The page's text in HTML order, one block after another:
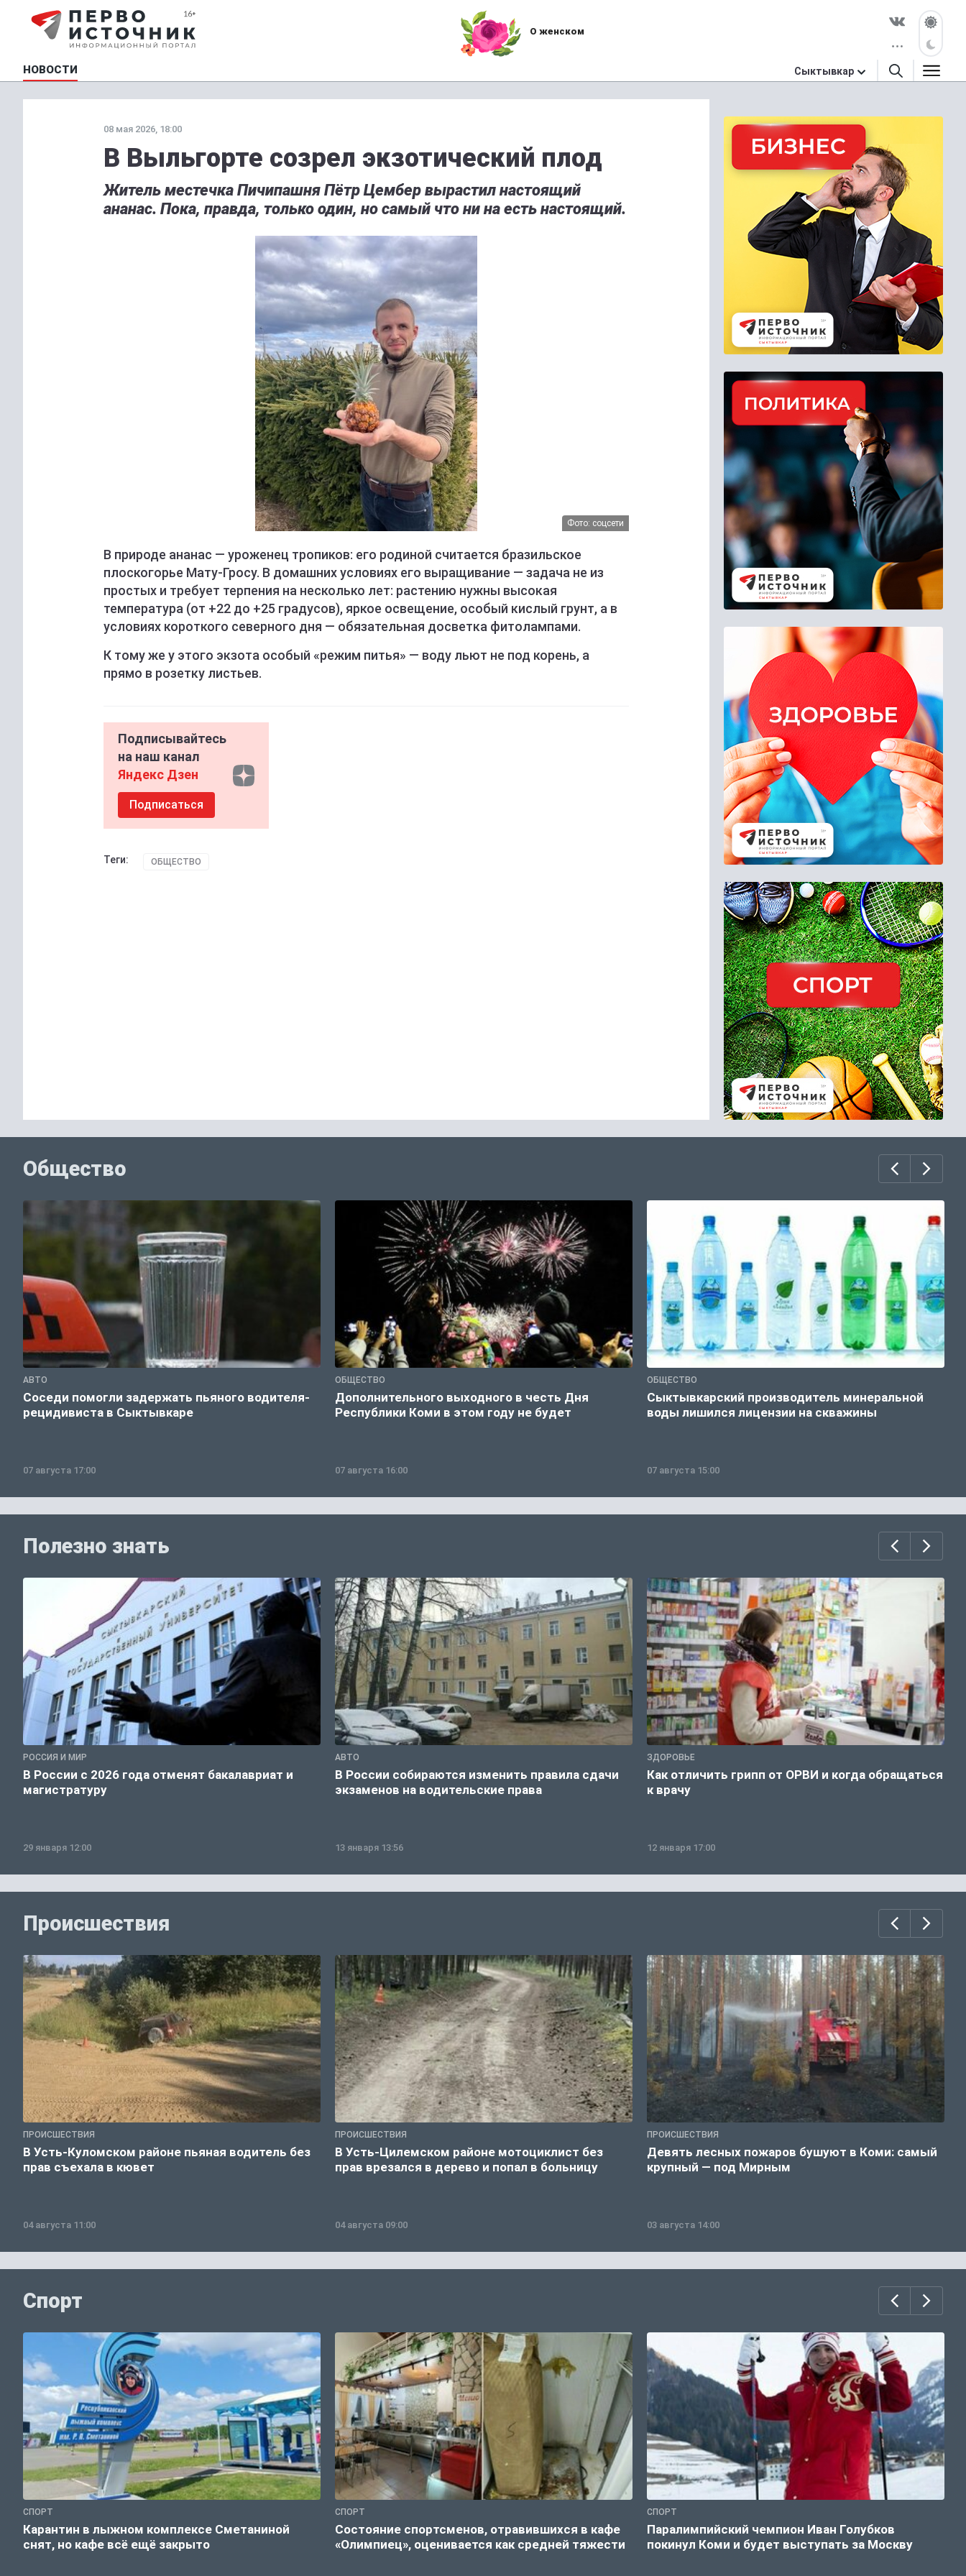
О женском
НОВОСТИ Сыктывкар
08 мая 2026, 18:00
В Выльгорте созрел экзотический плод
Житель местечка Пичипашня Пётр Цембер вырастил настоящий
ананас. Пока, правда, только один, но самый что ни на есть настоящий.
Фото: соцсети
В природе ананас — уроженец тропиков: его родиной считается бразильское
плоскогорье Мату-Гросу. В домашних условиях его выращивание — задача не из
простых и требует терпения на несколько лет: растению нужны высокая
температура (от +22 до +25 градусов), яркое освещение, особый кислый грунт, а в
условиях короткого северного дня — обязательная досветка фитолампами.
К тому же у этого экзота особый «режим питья» — воду льют не под корень, а
прямо в розетку листьев.
Подписывайтесь
на наш канал
Яндекс Дзен
Подписаться
Теги: ОБЩЕСТВО
Общество
АВТО
Соседи помогли задержать пьяного водителя-
рецидивиста в Сыктывкаре
07 августа 17:00
ОБЩЕСТВО
Дополнительного выходного в честь Дня
Республики Коми в этом году не будет
07 августа 16:00
ОБЩЕСТВО
Сыктывкарский производитель минеральной
воды лишился лицензии на скважины
07 августа 15:00
Полезно знать
РОССИЯ И МИР
В России с 2026 года отменят бакалавриат и
магистратуру
29 января 12:00
АВТО
В России собираются изменить правила сдачи
экзаменов на водительские права
13 января 13:56
ЗДОРОВЬЕ
Как отличить грипп от ОРВИ и когда обращаться
к врачу
12 января 17:00
Происшествия
ПРОИСШЕСТВИЯ
В Усть-Куломском районе пьяная водитель без
прав съехала в кювет
04 августа 11:00
ПРОИСШЕСТВИЯ
В Усть-Цилемском районе мотоциклист без
прав врезался в дерево и попал в больницу
04 августа 09:00
ПРОИСШЕСТВИЯ
Девять лесных пожаров бушуют в Коми: самый
крупный — под Мирным
03 августа 14:00
Спорт
СПОРТ
Карантин в лыжном комплексе Сметаниной
снят, но кафе всё ещё закрыто
СПОРТ
Состояние спортсменов, отравившихся в кафе
«Олимпиец», оценивается как средней тяжести
СПОРТ
Паралимпийский чемпион Иван Голубков
покинул Коми и будет выступать за Москву